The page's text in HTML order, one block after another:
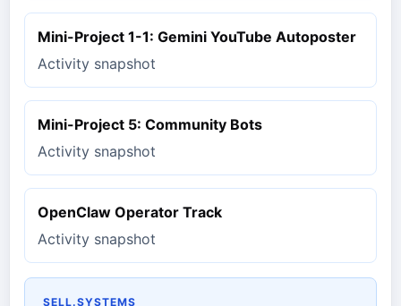
Mini-Project 1-1: Gemini YouTube Autoposter
Activity snapshot
Mini-Project 5: Community Bots
Activity snapshot
OpenClaw Operator Track
Activity snapshot
SELL.SYSTEMS